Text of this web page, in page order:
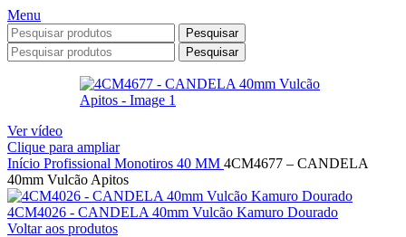
Menu
Pesquisar
Pesquisar
Ver vídeo
Clique para ampliar
Início Profissional Monotiros 40 MM 4CM4677 – CANDELA
40mm Vulcão Apitos
4CM4026 - CANDELA 40mm Vulcão Kamuro Dourado
Voltar aos produtos